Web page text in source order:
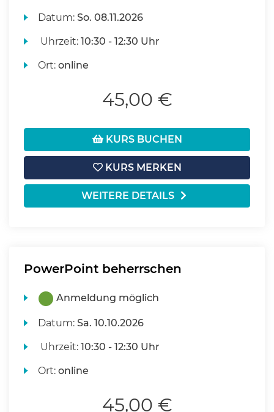
Datum:So. 08.11.2026
Uhrzeit:10:30 - 12:30 Uhr
Ort:online
45,00 €
KURS BUCHEN
KURS MERKEN
WEITERE DETAILS
PowerPoint beherrschen
Anmeldung möglich
Datum:Sa. 10.10.2026
Uhrzeit:10:30 - 12:30 Uhr
Ort:online
45,00 €